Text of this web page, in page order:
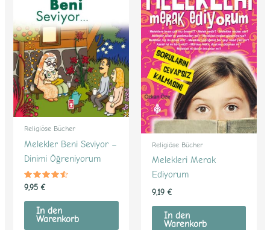
Religiöse Bücher
Melekler Beni Seviyor –
Dinimi Öğreniyorum
Bewertet
mit
4.33
von 5
9,95 €
In den
Warenkorb
Religiöse Bücher
Melekleri Merak
Ediyorum
9,19 €
In den
Warenkorb